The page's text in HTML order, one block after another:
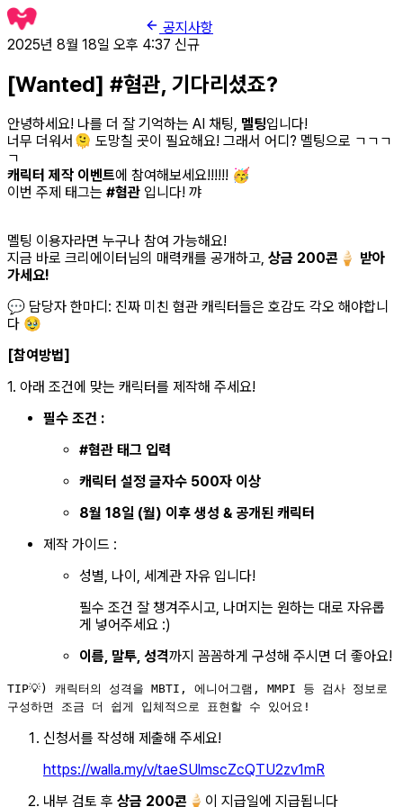
공지사항
2025년 8월 18일 오후 4:37 신규
[Wanted] #혐관, 기다리셨죠?
안녕하세요! 나를 더 잘 기억하는 AI 채팅, 멜팅입니다!
너무 더워서🫠 도망칠 곳이 필요해요! 그래서 어디? 멜팅으로 ㄱㄱㄱ
ㄱ
캐릭터 제작 이벤트에 참여해보세요!!!!!! 🥳
이번 주제 태그는 #혐관 입니다! 꺄
멜팅 이용자라면 누구나 참여 가능해요!
지금 바로 크리에이터님의 매력캐를 공개하고, 상금 200콘🍦 받아
가세요!
💬 담당자 한마디: 진짜 미친 혐관 캐릭터들은 호감도 각오 해야합니
다 🥹
[참여방법]
1. 아래 조건에 맞는 캐릭터를 제작해 주세요!
필수 조건 :
#혐관 태그 입력
캐릭터 설정 글자수 500자 이상
8월 18일 (월) 이후 생성 & 공개된 캐릭터
제작 가이드 :
성별, 나이, 세계관 자유 입니다!
필수 조건 잘 챙겨주시고, 나머지는 원하는 대로 자유롭
게 넣어주세요 :)
이름, 말투, 성격까지 꼼꼼하게 구성해 주시면 더 좋아요!
TIP💡) 캐릭터의 성격을 MBTI, 에니어그램, MMPI 등 검사 정보로
구성하면 조금 더 쉽게 입체적으로 표현할 수 있어요!
신청서를 작성해 제출해 주세요!
https://walla.my/v/taeSUlmscZcQTU2zv1mR
내부 검토 후 상금 200콘🍦 이 지급일에 지급됩니다